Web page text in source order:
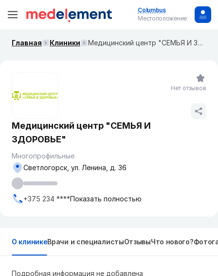
Columbus
Местоположение
Главная Клиники Медицинский центр "СЕМЬЯ И ЗДОРОВЬЕ"
Медицинский центр "СЕМЬЯ И
ЗДОРОВЬЕ"
Многопрофильные
Светлогорск, ул. Ленина, д. 36
+375 234 ****Показать полностью
Нет отзывов
О клиникеВрачи и специалистыОтзывыЧто нового?
Подробная информация не добавлена